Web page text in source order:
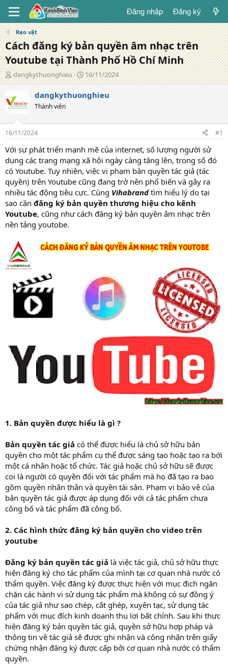
Đăng nhập Đăng ký
Rao vặt
Cách đăng ký bản quyền âm nhạc trên
Youtube tại Thành Phố Hồ Chí Minh
T
á
g
i
ả
dangkythuonghieu
N
g
à
y
g
16/11/2024
dangkythuonghieu
Thành viên
16/11/2024 #1
Với sự phát triển mạnh mẽ của internet, số lượng người sử
dụng các trang mạng xã hội ngày càng tăng lên, trong số đó
có Youtube. Tuy nhiên, việc vi phạm bản quyền tác giả (tác
quyền) trên Youtube cũng đang trở nên phổ biến và gây ra
nhiều tác động tiêu cực. Cùng Vihabrandtìm hiểu lý do tại
sao cần đăng ký bản quyền thương hiệu cho kênh
Youtube, cũng như cách đăng ký bản quyền âm nhạc trên
nền tảng youtobe.
1. Bản quyền được hiểu là gì ?
Bản quyền tác giả có thể được hiểu là chủ sở hữu bản
quyền cho một tác phẩm cụ thể được sáng tạo hoặc tạo ra bới
một cá nhân hoặc tổ chức. Tác giả hoặc chủ sở hữu sẽ được
coi là người có quyền đối với tác phẩm mà họ đã tạo ra bao
gồm quyền nhân thân và quyền tài sản. Phạm vi bảo vệ của
bản quyền tác giả được áp dụng đối với cả tác phẩm chưa
công bố và tác phẩm đã công bố.
2. Các hình thức đăng ký bản quyền cho video trên
youtube
Đăng ký bản quyền tác giả là việc tác giả, chủ sở hữu thực
hiện đăng ký cho tác phẩm của mình tại cơ quan nhà nước có
thẩm quyền. Việc đăng ký được thực hiện với mục địch ngăn
chặn các hành vi sử dụng tác phẩm mà không có sự đồng ý
của tác giả như sao chép, cắt ghép, xuyên tạc, sử dụng tác
phẩm với mục đích kinh doanh thu lợi bất chính. Sau khi thực
hiện đăng ký bản quyền tác giả, quyền sở hữu hợp pháp và
thông tin về tác giả sẽ được ghi nhận và công nhận trên giấy
chứng nhận đăng ký được cấp bởi cơ quan nhà nước có thẩm
quyền.